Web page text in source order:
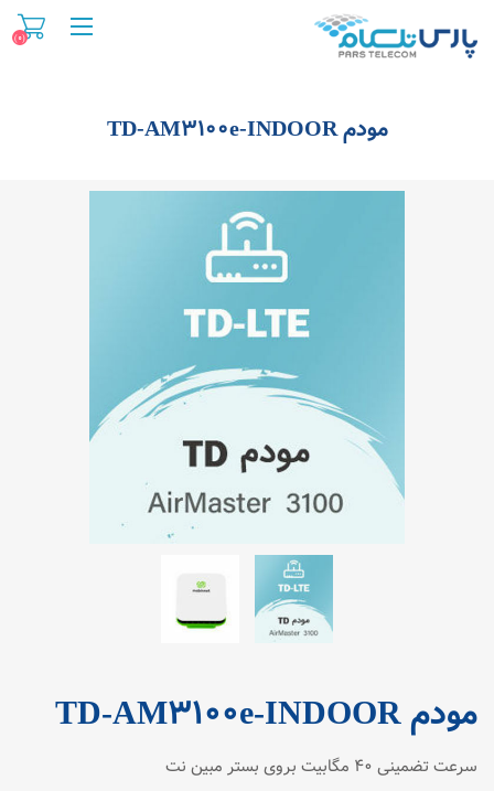
(0)
مودم TD-AM3100e-INDOOR
مودم TD-AM3100e-INDOOR
سرعت تضمینی 40 مگابیت بروی بستر مبین نت